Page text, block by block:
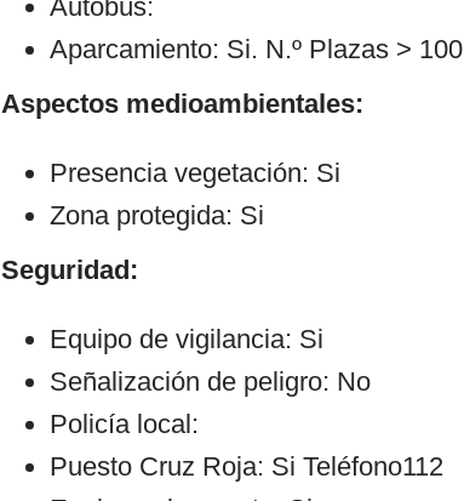
Autobús:
Aparcamiento: Si. N.º Plazas > 100
Aspectos medioambientales:
Presencia vegetación: Si
Zona protegida: Si
Seguridad:
Equipo de vigilancia: Si
Señalización de peligro: No
Policía local:
Puesto Cruz Roja: Si Teléfono112